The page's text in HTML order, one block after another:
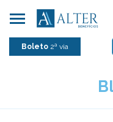
Boleto 2ª via